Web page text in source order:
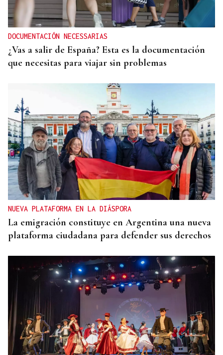
DOCUMENTACIÓN NECESSARIAS
¿Vas a salir de España? Esta es la documentación
que necesitas para viajar sin problemas
NUEVA PLATAFORMA EN LA DIÁSPORA
La emigración constituye en Argentina una nueva
plataforma ciudadana para defender sus derechos